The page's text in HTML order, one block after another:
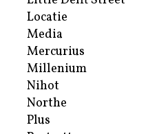
Locatie
Media
Mercurius
Millenium
Nihot
Northe
Plus